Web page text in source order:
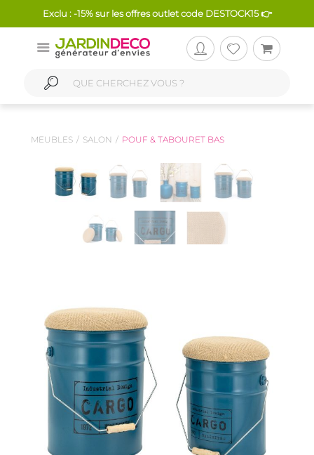
Exclu : -15% sur les offres outlet code DESTOCK15 👉
MEUBLES SALON POUF & TABOURET BAS